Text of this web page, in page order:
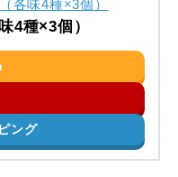
4種×3個）
ング